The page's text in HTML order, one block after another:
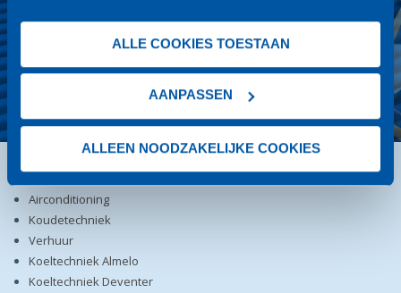
ALLE COOKIES TOESTAAN
AANPASSEN
ALLEEN NOODZAKELIJKE COOKIES
Airconditioning
Koudetechniek
Verhuur
Koeltechniek Almelo
Koeltechniek Deventer